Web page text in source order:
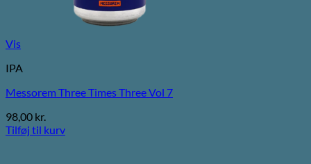
Vis
IPA
Messorem Three Times Three Vol 7
98,00 kr.
Tilføj til kurv